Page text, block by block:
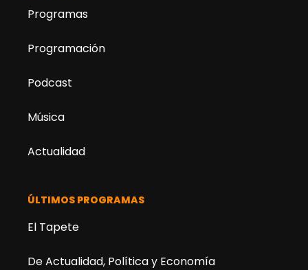
Programas
Programación
Podcast
Música
Actualidad
ÚLTIMOS PROGRAMAS
El Tapete
De Actualidad, Política y Economía